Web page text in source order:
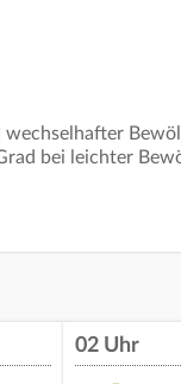
bei leichter
02 Uhr